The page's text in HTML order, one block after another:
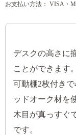
お支払い方法： VISA・
デスクの高さに
ことができます。
可動棚2枚付き
ッドオーク材を
木目が真っすぐ
です。